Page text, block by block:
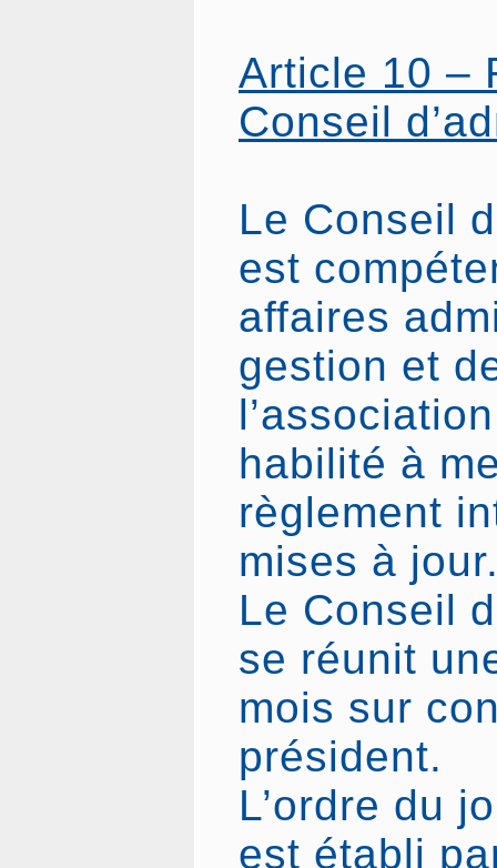
Article 10 –
Conseil
Le Conseil
est
affaires
gestion et
habilité à
règlement
mises à
Le Conseil
se réunit
mois sur
président.
L’ordre du
est établi